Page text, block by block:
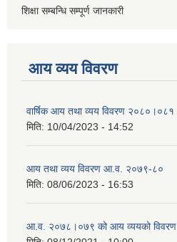
शिक्षा सम्बन्धि सम्पूर्ण जानकारी
आय व्यय विवरण
वार्षिक आय तथा व्यय विवरण २०८०।०८१
मिति: 10/04/2023 - 14:52
आय तथा व्यय विवरण आ.व. २०७९-८०
मिति: 08/06/2023 - 16:53
आ.व. २०७८।०७९ को आय व्ययको विवरण